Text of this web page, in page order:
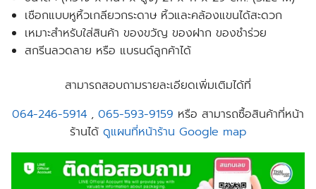
เชือกแบบหูหิ้วเกลียวกระดาษ หิ้วและคล้องแขนได้สะดวก
เหมาะสำหรับใส่สินค้า ของขวัญ ของฝาก ของชำร่วย
สกรีนลวดลาย หรือ แบรนด์ลูกค้าได้
สามารถสอบถามรายละเอียดเพิ่มเติมได้ที่
064-246-5914 , 065-593-9159 หรือ สามารถซื้อสินค้าที่หน้า
ร้านได้ ดูแผนที่หน้าร้าน Google map